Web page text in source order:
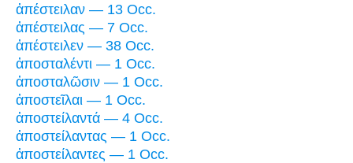
ἀπέστειλαν — 13 Occ.
ἀπέστειλας — 7 Occ.
ἀπέστειλεν — 38 Occ.
ἀποσταλέντι — 1 Occ.
ἀποσταλῶσιν — 1 Occ.
ἀποστεῖλαι — 1 Occ.
ἀποστείλαντά — 4 Occ.
ἀποστείλαντας — 1 Occ.
ἀποστείλαντες — 1 Occ.